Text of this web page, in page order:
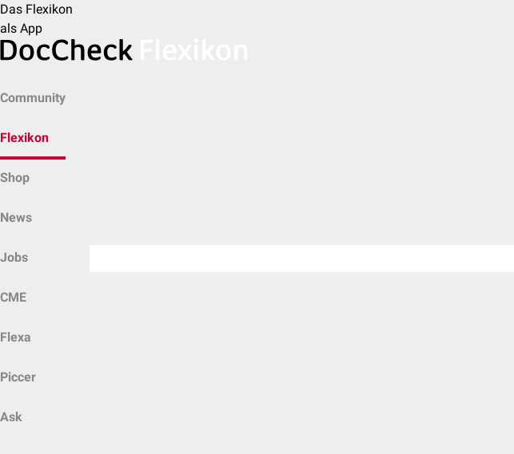
Das Flexikon
als App
Community
Flexikon
Shop
News
Jobs
CME
Flexa
Piccer
Ask